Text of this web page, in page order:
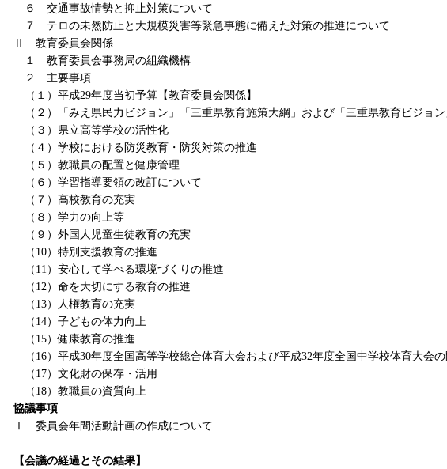
６ 交通事故情勢と抑止対策について
７ テロの未然防止と大規模災害等緊急事態に備えた対策の推進について
Ⅱ 教育委員会関係
１ 教育委員会事務局の組織機構
２ 主要事項
（１）平成29年度当初予算【教育委員会関係】
（２）「みえ県民力ビジョン」「三重県教育施策大綱」および「三重県教育ビジョ
（３）県立高等学校の活性化
（４）学校における防災教育・防災対策の推進
（５）教職員の配置と健康管理
（６）学習指導要領の改訂について
（７）高校教育の充実
（８）学力の向上等
（９）外国人児童生徒教育の充実
（10）特別支援教育の推進
（11）安心して学べる環境づくりの推進
（12）命を大切にする教育の推進
（13）人権教育の充実
（14）子どもの体力向上
（15）健康教育の推進
（16）平成30年度全国高等学校総合体育大会および平成32年度全国中学校体育大会
（17）文化財の保存・活用
（18）教職員の資質向上
協議事項
Ⅰ 委員会年間活動計画の作成について
【会議の経過とその結果】